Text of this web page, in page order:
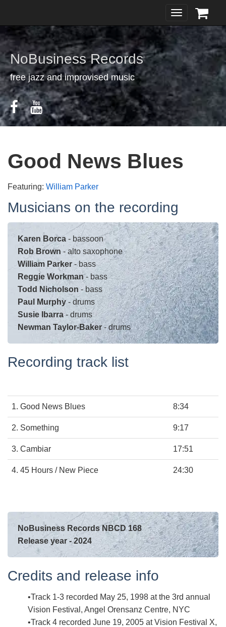
Toggle
navigation
NoBusiness Records
free jazz and improvised music
Good News Blues
Featuring: William Parker
Musicians on the recording
Karen Borca - bassoon
Rob Brown - alto saxophone
William Parker - bass
Reggie Workman- bass
Todd Nicholson - bass
Paul Murphy - drums
Susie Ibarra- drums
Newman Taylor-Baker- drums
Recording track list
1. Good News Blues 8:34
2. Something 9:17
3. Cambiar 17:51
4. 45 Hours / New Piece 24:30
NoBusiness Records NBCD 168
Release year - 2024
Credits and release info
Track 1-3 recorded May 25, 1998 at the 3rd annual
Vision Festival, Angel Orensanz Centre, NYC
Track 4 recorded June 19, 2005 at Vision Festival X,